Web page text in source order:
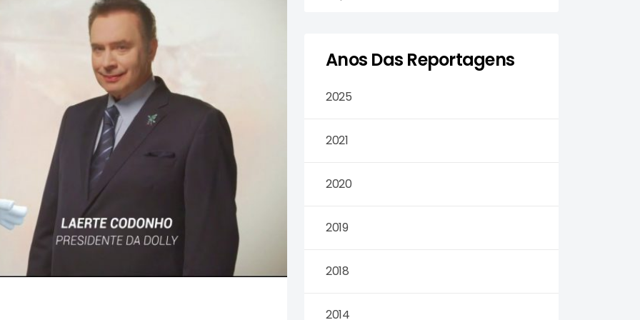
Anos Das Reportagens
2025
2021
2020
2019
2018
2014